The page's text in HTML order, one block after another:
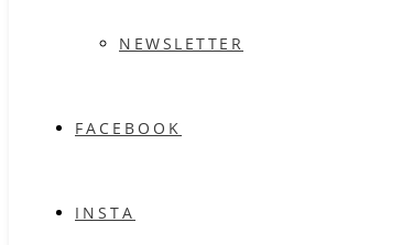
NEWSLETTER
FACEBOOK
INSTA